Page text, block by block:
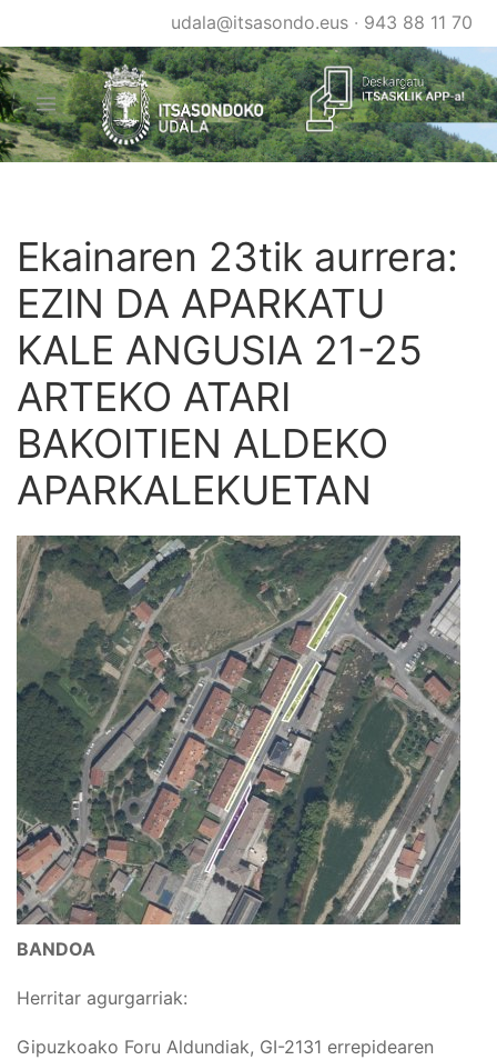
main
content
udala@itsasondo.eus· 943 88 11 70
Ekainaren 23tik aurrera:
EZIN DA APARKATU
KALE ANGUSIA 21-25
ARTEKO ATARI
BAKOITIEN ALDEKO
APARKALEKUETAN
BANDOA
Herritar agurgarriak:
Gipuzkoako Foru Aldundiak, GI-2131 errepidearen